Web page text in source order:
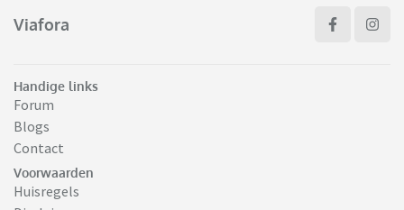
Viafora
Handige links
Forum
Blogs
Contact
Voorwaarden
Huisregels